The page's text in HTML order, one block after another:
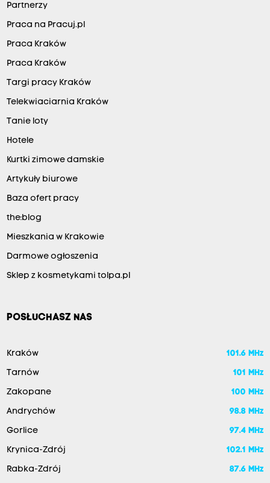
Partnerzy
Praca na Pracuj.pl
Praca Kraków
Praca Kraków
Targi pracy Kraków
Telekwiaciarnia Kraków
Tanie loty
Hotele
Kurtki zimowe damskie
Artykuły biurowe
Baza ofert pracy
the:blog
Mieszkania w Krakowie
Darmowe ogłoszenia
Sklep z kosmetykami tolpa.pl
POSŁUCHASZ NAS
Kraków 101.6 MHz
Tarnów 101 MHz
Zakopane 100 MHz
Andrychów 98.8 MHz
Gorlice 97.4 MHz
Krynica-Zdrój 102.1 MHz
Rabka-Zdrój 87.6 MHz